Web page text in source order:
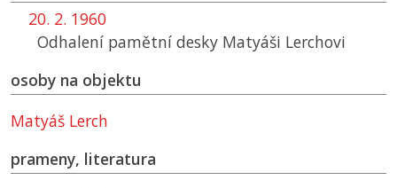
20. 2. 1960
Odhalení pamětní desky Matyáši Lerchovi
osoby na objektu
Matyáš Lerch
prameny, literatura